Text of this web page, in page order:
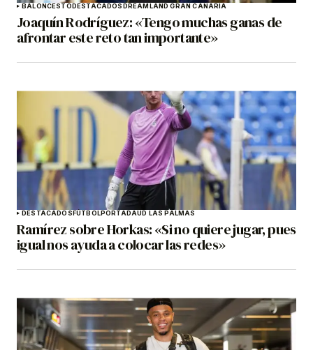
BALONCESTO DESTACADOS DREAMLAND GRAN CANARIA
Joaquín Rodríguez: «Tengo muchas ganas de
afrontar este reto tan importante»
DESTACADOS FÚTBOLPORTADAUD LAS PALMAS
Ramírez sobre Horkas: «Si no quiere jugar, pues
igual nos ayuda a colocar las redes»